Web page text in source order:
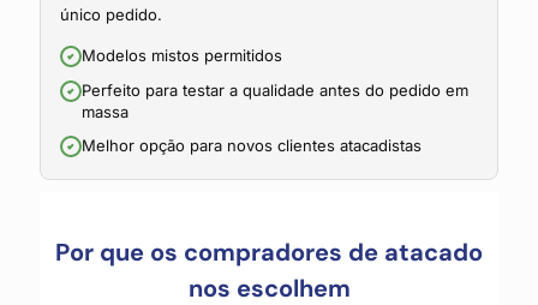
único pedido.
Modelos mistos permitidos
Perfeito para testar a qualidade antes do pedido em
massa
Melhor opção para novos clientes atacadistas
Por que os compradores de atacado
nos escolhem